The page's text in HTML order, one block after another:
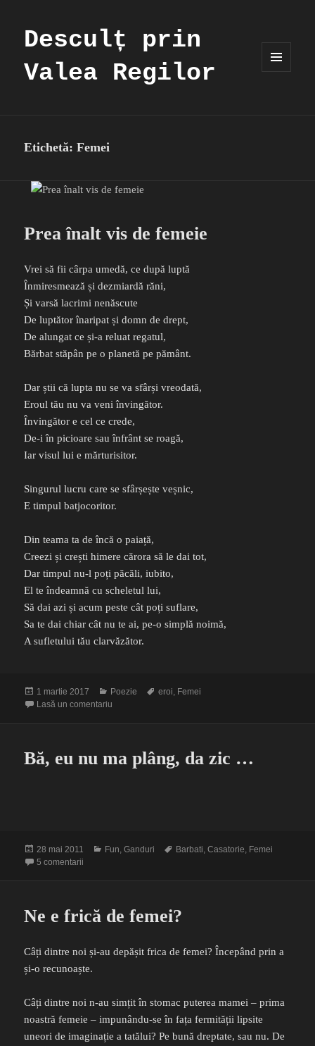
Desculț prin
Valea Regilor
Etichetă:Femei
Prea înalt vis de femeie
Vrei să fii cârpa umedă, ce după luptă
Înmiresmează și dezmiardă răni,
Și varsă lacrimi nenăscute
De luptător înaripat și domn de drept,
De alungat ce și-a reluat regatul,
Bărbat stăpân pe o planetă pe pământ.
Dar știi că lupta nu se va sfârși vreodată,
Eroul tău nu va veni învingător.
Învingător e cel ce crede,
De-i în picioare sau înfrânt se roagă,
Iar visul lui e mărturisitor.
Singurul lucru care se sfârșește veșnic,
E timpul batjocoritor.
Din teama ta de încă o paiață,
Creezi și crești himere cărora să le dai tot,
Dar timpul nu-l poți păcăli, iubito,
El te îndeamnă cu scheletul lui,
Să dai azi și acum peste cât poți suflare,
Sa te dai chiar cât nu te ai, pe-o simplă noimă,
A sufletului tău clarvăzător.
Publicat
pe
1 martie 2017 Categorii
Poezie Etichete
eroi, Femei
Lasă un comentariu
Bă, eu nu ma plâng, da zic …
Publicat
pe
28 mai 2011 Categorii
Fun,Ganduri Etichete
Barbati,Casatorie, Femei
5 comentarii
Ne e frică de femei?
Câți dintre noi și-au depășit frica de femei? Începând prin a
și-o recunoaște.
Câți dintre noi n-au simțit în stomac puterea mamei – prima
noastră femeie – impunându-se în fața fermității lipsite
uneori de imaginație a tatălui? Pe bună dreptate, sau nu. De